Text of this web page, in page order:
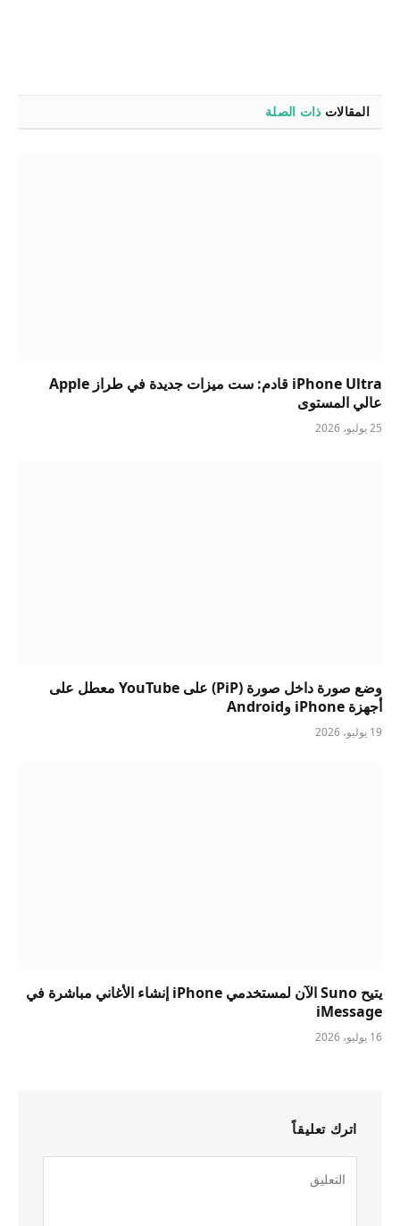
المقالات ذات الصلة
iPhone Ultra قادم: ست ميزات جديدة في طراز Apple
عالي المستوى
25 يوليو، 2026
وضع صورة داخل صورة (PiP) على YouTube معطل على
أجهزة iPhone وAndroid
19 يوليو، 2026
يتيح Suno الآن لمستخدمي iPhone إنشاء الأغاني مباشرة في
iMessage
16 يوليو، 2026
اترك تعليقاً